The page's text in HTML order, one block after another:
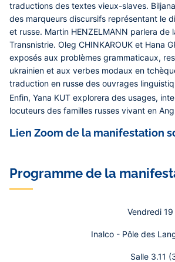
traductions des textes vieux-slaves.
des marqueurs discursifs représentant le
et russe. Martin HENZELMANN parlera
Transnistrie. Oleg CHINKAROUK et Hana
exposés aux problèmes grammaticaux,
ukrainien et aux verbes modaux en
traduction en russe des ouvrages
Enfin, Yana KUT explorera des usages,
locuteurs des familles russes vivant en
Lien Zoom de la manifestation
Programme de la
Vendredi
Inalco - Pôle des
Salle 3.11